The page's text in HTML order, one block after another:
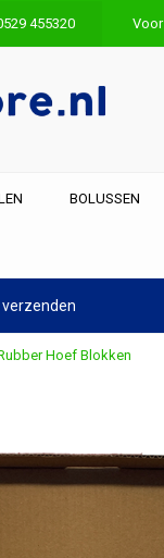
455320
BOLUSSEN
Hoef Blokken